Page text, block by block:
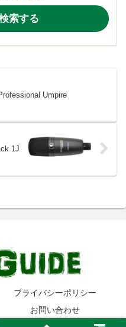
Umpire
1J
プライバシーポリシー
お問い合わせ